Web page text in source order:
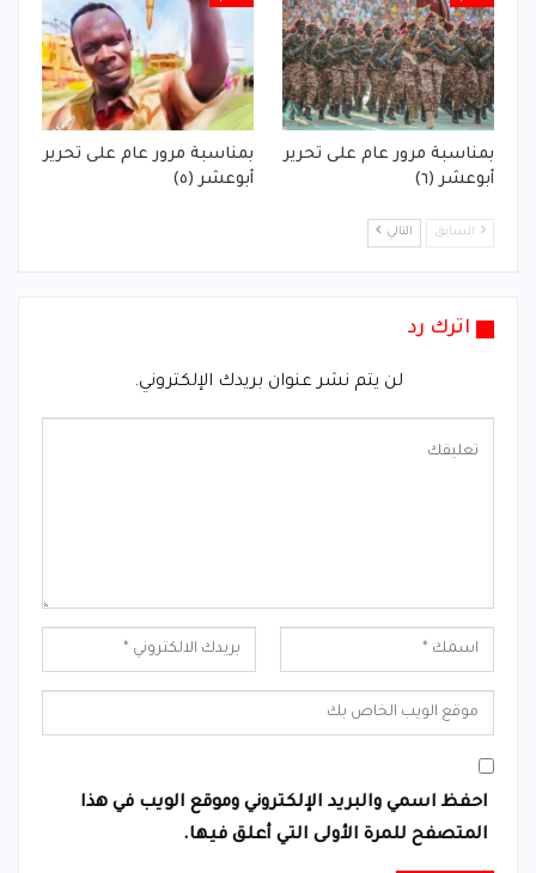
بمناسبة مرور عام على تحرير
أبوعشر (٦)
بمناسبة مرور عام على تحرير
أبوعشر (٥)
السابق التالي
اترك رد
لن يتم نشر عنوان بريدك الإلكتروني.
احفظ اسمي والبريد الإلكتروني وموقع الويب في هذا
المتصفح للمرة الأولى التي أعلق فيها.